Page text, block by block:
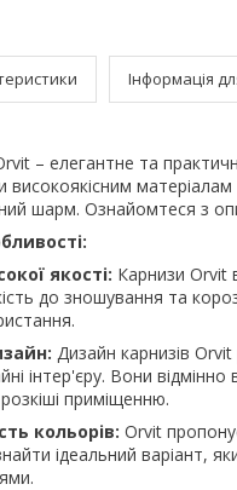
Інформація
– елегантне та
високоякісним
шарм. Ознайомтеся з
якості: Карнизи Orvit
до зношування та
Дизайн карнизів
інтер'єру. Вони
приміщенню.
кольорів: Orvit
ідеальний варіант,